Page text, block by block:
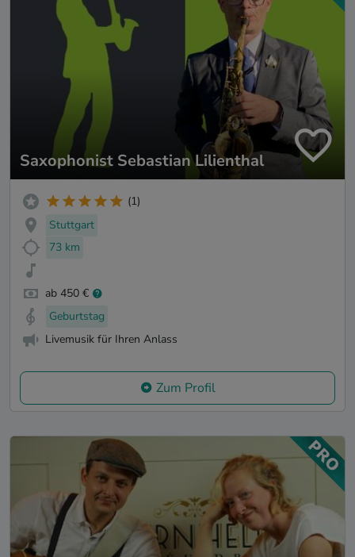
Saxophonist Sebastian Lilienthal
(1)
Stuttgart
73 km
ab 450 €
Geburtstag
Livemusik für Ihren Anlass
Zum Profil